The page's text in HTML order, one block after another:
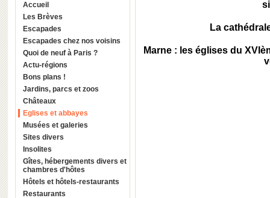
Accueil
Les Brèves
Escapades
Escapades chez nos voisins
Quoi de neuf à Paris ?
Actu-régions
Bons plans !
Jardins, parcs et zoos
Châteaux
Eglises et abbayes
Musées et galeries
Sites divers
Insolites
Gîtes, hébergements divers et
chambres d'hôtes
Hôtels et hôtels-restaurants
Restaurants
La
Marne : les églises du